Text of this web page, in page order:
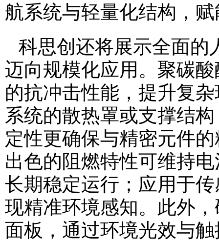
航系统与轻量化结构，
科思创还将展示全面的
迈向规模化应用。聚碳
的抗冲击性能，提升复
系统的散热罩或支撑结
定性更确保与精密元件
出色的阻燃特性可维持
长期稳定运行；应用于
现精准环境感知。此外
面板，通过环境光效与